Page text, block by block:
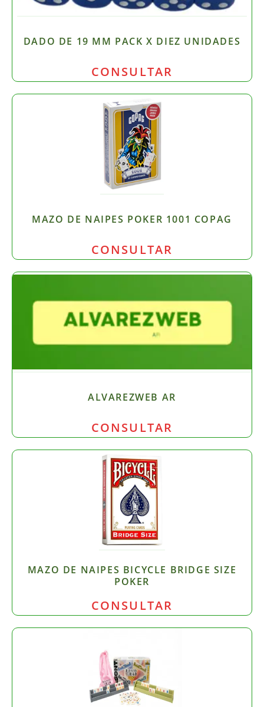
DADO DE 19 MM PACK X DIEZ UNIDADES
CONSULTAR
MAZO DE NAIPES POKER 1001 COPAG
CONSULTAR
ALVAREZWEB AR
CONSULTAR
MAZO DE NAIPES BICYCLE BRIDGE SIZE
POKER
CONSULTAR